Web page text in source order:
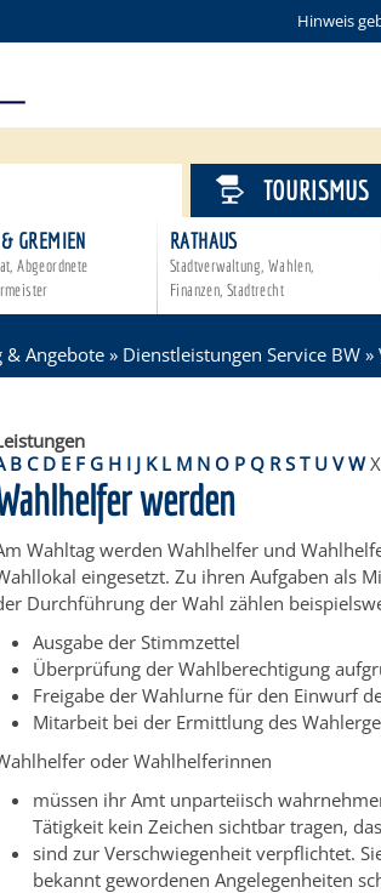
Hinweis
GREMIEN
Abgeordnete
RATHAUS
Stadtverwaltung, Wahlen,
Finanzen, Stadtrecht
TOURISMUS
& Angebote » Dienstleistungen Service BW »
B C D E F G H I J K L M N O P Q R S T U V W X
werden
Wahltag werden Wahlhelfer und
eingesetzt.Zu ihren Aufgaben als
Durchführung der Wahl zählen
Ausgabe der Stimmzettel
Überprüfung der Wahlberechtigung
Freigabe der Wahlurne für den Einwurf
Mitarbeit bei der Ermittlung des
oder Wahlhelferinnen
müssen ihr Amt unparteiisch
Tätigkeit kein Zeichen sichtbar tragen,
sind zur Verschwiegenheit verpflichtet.
bekannt gewordenen Angelegenheiten